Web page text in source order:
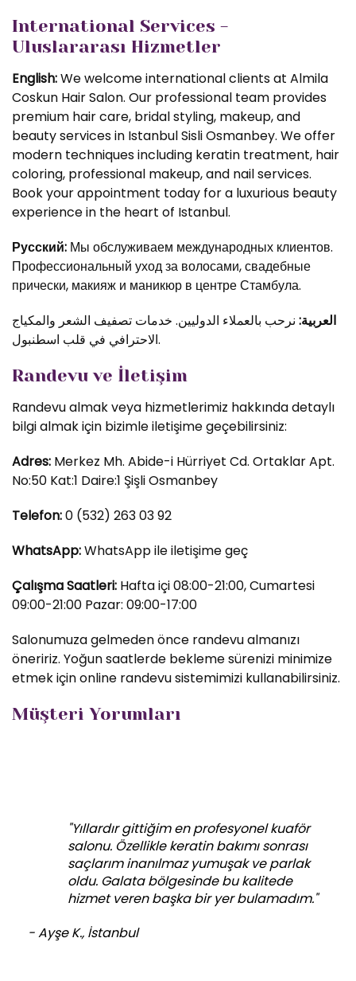
International Services -
Uluslararası Hizmetler
English:We welcome international clients at Almila
Coskun Hair Salon. Our professional team provides
premium hair care, bridal styling, makeup, and
beauty services in Istanbul Sisli Osmanbey. We offer
modern techniques including keratin treatment, hair
coloring, professional makeup, and nail services.
Book your appointment today for a luxurious beauty
experience in the heart of Istanbul.
Русский: Мы обслуживаем международных клиентов.
Профессиональный уход за волосами, свадебные
прически, макияж и маникюр в центре Стамбула.
العربية: نرحب بالعملاء الدوليين. خدمات تصفيف الشعر والمكياج
الاحترافي في قلب اسطنبول.
Randevu ve İletişim
Randevu almak veya hizmetlerimiz hakkında detaylı
bilgi almak için bizimle iletişime geçebilirsiniz:
Adres: Merkez Mh. Abide-i Hürriyet Cd. Ortaklar Apt.
No:50 Kat:1 Daire:1 Şişli Osmanbey
Telefon:0 (532) 263 03 92
WhatsApp:WhatsApp ile iletişime geç
Çalışma Saatleri: Hafta içi 08:00-21:00, Cumartesi
09:00-21:00 Pazar: 09:00-17:00
Salonumuza gelmeden önce randevu almanızı
öneririz. Yoğun saatlerde bekleme sürenizi minimize
etmek için online randevu sistemimizi kullanabilirsiniz.
Müşteri Yorumları
"Yıllardır gittiğim en profesyonel kuaför
salonu. Özellikle keratin bakımı sonrası
saçlarım inanılmaz yumuşak ve parlak
oldu. Galata bölgesinde bu kalitede
hizmet veren başka bir yer bulamadım."
- Ayşe K., İstanbul